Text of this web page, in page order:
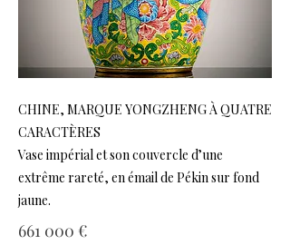
CHINE, MARQUE YONGZHENG À QUATRE
CARACTÈRES
Vase impérial et son couvercle d’une
extrême rareté, en émail de Pékin sur fond
jaune.
661 000 €